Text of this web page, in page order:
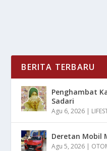
BERITA TERBARU
Penghambat
Sadari
Agu 6, 2026 |
Deretan Mobil
Agu 5, 2026 |